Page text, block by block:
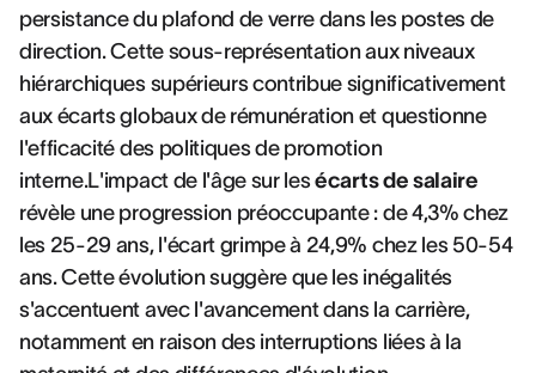
persistance du plafond de verre dans les postes de
direction. Cette sous-représentation aux niveaux
hiérarchiques supérieurs contribue significativement
aux écarts globaux de rémunération et questionne
l'efficacité des politiques de promotion
interne.L'impact de l'âge sur lesécarts de salaire
révèle une progression préoccupante : de 4,3% chez
les 25-29 ans, l'écart grimpe à 24,9% chez les 50-54
ans. Cette évolution suggère que les inégalités
s'accentuent avec l'avancement dans la carrière,
notamment en raison des interruptions liées à la